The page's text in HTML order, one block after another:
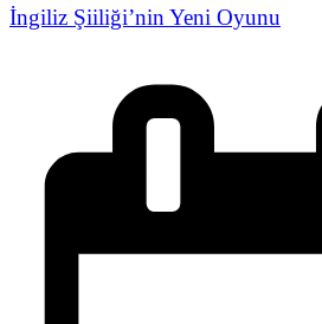
İngiliz Şiiliği’nin Yeni Oyunu